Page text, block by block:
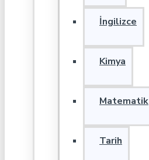
İngilizce
Kimya
Matematik
Tarih